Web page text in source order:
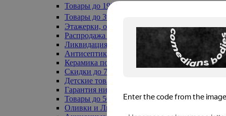
Товары до 199₽
Товары до 399₽
Этажерки, обувницы
Распродажа текстиля до -50%
Ликвидация до -70%
Антисептики
Керамика по 129 руб
Скидки до 70%
Детские товары
Гарантия низкой цены
Товары до 500 руб
Оливки и Лимоны